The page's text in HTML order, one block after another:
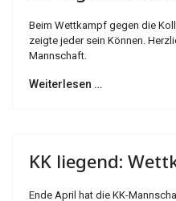
Beim Wettkampf gegen die
zeigte jeder sein Können.
Mannschaft.
Weiterlesen …
KK liegend:
Ende April hat die KK-